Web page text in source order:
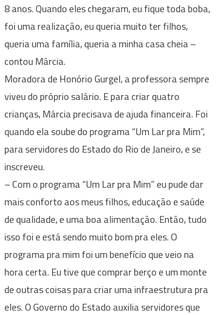
8 anos. Quando eles chegaram, eu fique toda boba,
foi uma realização, eu queria muito ter filhos,
queria uma família, queria a minha casa cheia –
contou Márcia.
Moradora de Honório Gurgel, a professora sempre
viveu do próprio salário. E para criar quatro
crianças, Márcia precisava de ajuda financeira. Foi
quando ela soube do programa “Um Lar pra Mim”,
para servidores do Estado do Rio de Janeiro, e se
inscreveu.
– Com o programa “Um Lar pra Mim” eu pude dar
mais conforto aos meus filhos, educação e saúde
de qualidade, e uma boa alimentação. Então, tudo
isso foi e está sendo muito bom pra eles. O
programa pra mim foi um benefício que veio na
hora certa. Eu tive que comprar berço e um monte
de outras coisas para criar uma infraestrutura pra
eles. O Governo do Estado auxilia servidores que